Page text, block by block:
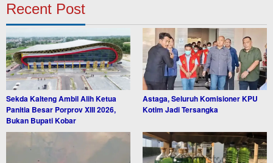
Recent Post
Sekda Kalteng Ambil Alih Ketua
Panitia Besar Porprov XIII 2026,
Bukan Bupati Kobar
Astaga, Seluruh Komisioner KPU
Kotim Jadi Tersangka